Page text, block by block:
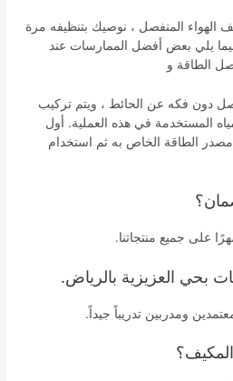
المنفصل ، نوصيك بتنظيفه مرة
يلي بعض أفضل الممارسات عند
الطاقة و
دون فكه عن الحائط ، ويتم تركيب
المستخدمة في هذه العملية. أول
الطاقة الخاص به ثم استخدام
بحي العزيزية بالرياض.
ومدربين تدريباً جيداً.